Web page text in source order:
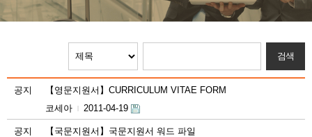
공지
【영문지원서】CURRICULUM VITAE FORM
코세아
2011-04-19
공지
【국문지원서】국문지원서 워드 파일